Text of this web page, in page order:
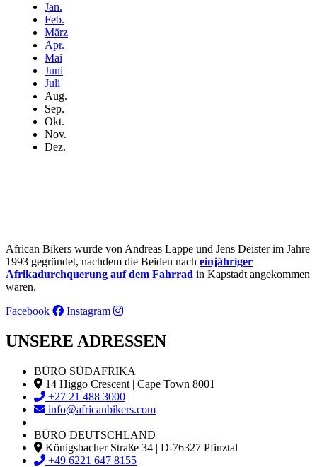
Jan.
Feb.
März
Apr.
Mai
Juni
Juli
Aug.
Sep.
Okt.
Nov.
Dez.
African Bikers wurde von Andreas Lappe und Jens Deister im Jahre
1993 gegründet, nachdem die Beiden nach einjähriger
Afrikadurchquerung auf dem Fahrrad in Kapstadt angekommen
waren.
Facebook
Instagram
UNSERE ADRESSEN
BÜRO SÜDAFRIKA
14 Higgo Crescent | Cape Town 8001
+27 21 488 3000
info@africanbikers.com
BÜRO DEUTSCHLAND
Königsbacher Straße 34 | D-76327 Pfinztal
+49 6221 647 8155